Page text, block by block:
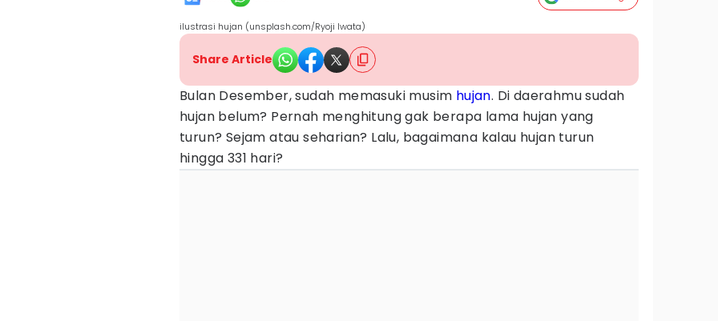
ilustrasi hujan (unsplash.com/Ryoji Iwata)
Share Article
Bulan Desember, sudah memasuki musim hujan. Di daerahmu sudah
hujan belum? Pernah menghitung gak berapa lama hujan yang
turun? Sejam atau seharian? Lalu, bagaimana kalau hujan turun
hingga 331 hari?